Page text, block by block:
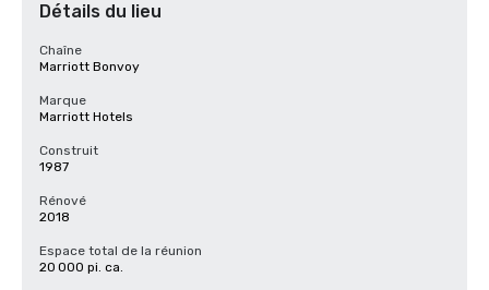
Détails du lieu
Chaîne
Marriott Bonvoy
Marque
Marriott Hotels
Construit
1987
Rénové
2018
Espace total de la réunion
20 000 pi. ca.